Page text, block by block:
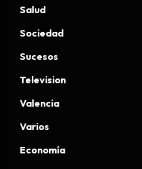
Salud
Sociedad
Sucesos
Television
Valencia
Varios
Economía